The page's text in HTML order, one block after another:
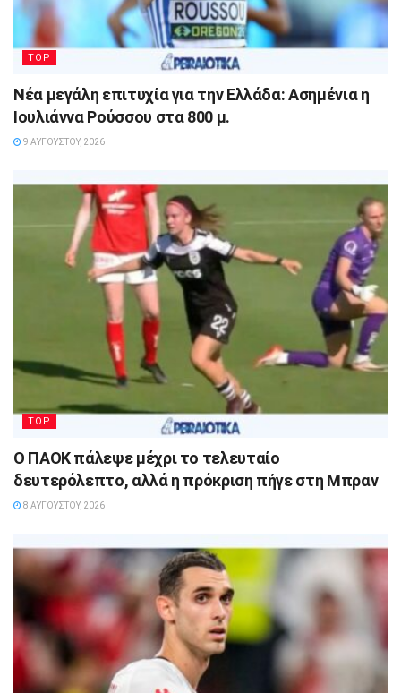
TOP
Νέα μεγάλη επιτυχία για την Ελλάδα: Ασημένια η
Ιουλιάννα Ρούσσου στα 800 μ.
9 ΑΥΓΟΎΣΤΟΥ, 2026
TOP
Ο ΠΑΟΚ πάλεψε μέχρι το τελευταίο
δευτερόλεπτο, αλλά η πρόκριση πήγε στη Μπραν
8 ΑΥΓΟΎΣΤΟΥ, 2026